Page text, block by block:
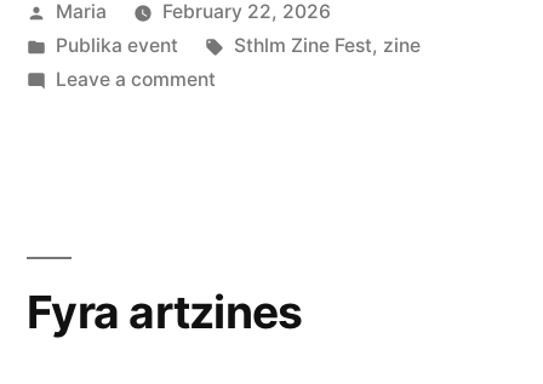
Posted
by
Maria
February 22, 2026
Posted
in
Publika event Tags:
Sthlm Zine Fest, zine
Leave a commenton
Fyra artzines